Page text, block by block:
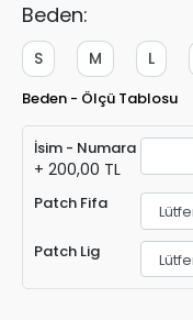
Beden:
L
M
S
Beden - Ölçü Tablosu
İsim - Numara
+ 200,00 TL
Patch Fifa
Patch Lig